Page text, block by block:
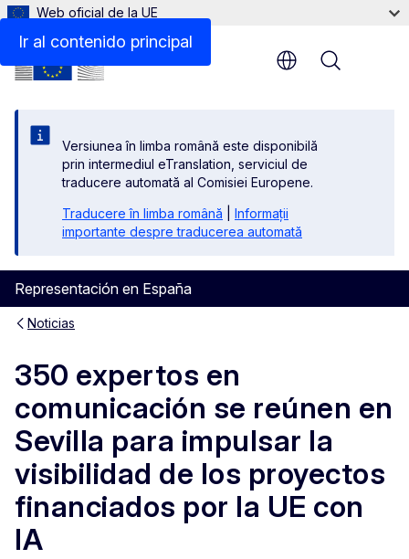
Ir al contenido principal
Web oficial de la UE
Versiunea în limba română este disponibilă
prin intermediul eTranslation, serviciul de
traducere automată al Comisiei Europene.
Traducere în limba română
Informații
importante despre traducerea automată
Representación en España
Menu
Noticias
350 expertos en
comunicación se reúnen en
Sevilla para impulsar la
visibilidad de los proyectos
financiados por la UE con
IA